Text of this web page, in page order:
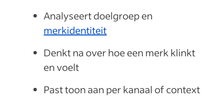
Analyseert doelgroep en
merkidentiteit
Denkt na over hoe een merk klinkt
en voelt
Past toon aan per kanaal of context